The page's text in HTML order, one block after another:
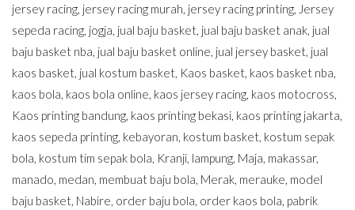
jersey racing, jersey racing murah, jersey racing printing, Jersey
sepeda racing, jogja, jual baju basket, jual baju basket anak, jual
baju basket nba, jual baju basket online, jual jersey basket, jual
kaos basket, jual kostum basket, Kaos basket, kaos basket nba,
kaos bola, kaos bola online, kaos jersey racing, kaos motocross,
Kaos printing bandung, kaos printing bekasi, kaos printing jakarta,
kaos sepeda printing, kebayoran, kostum basket, kostum sepak
bola, kostum tim sepak bola, Kranji, lampung, Maja, makassar,
manado, medan, membuat baju bola, Merak, merauke, model
baju basket, Nabire, order baju bola, order kaos bola, pabrik